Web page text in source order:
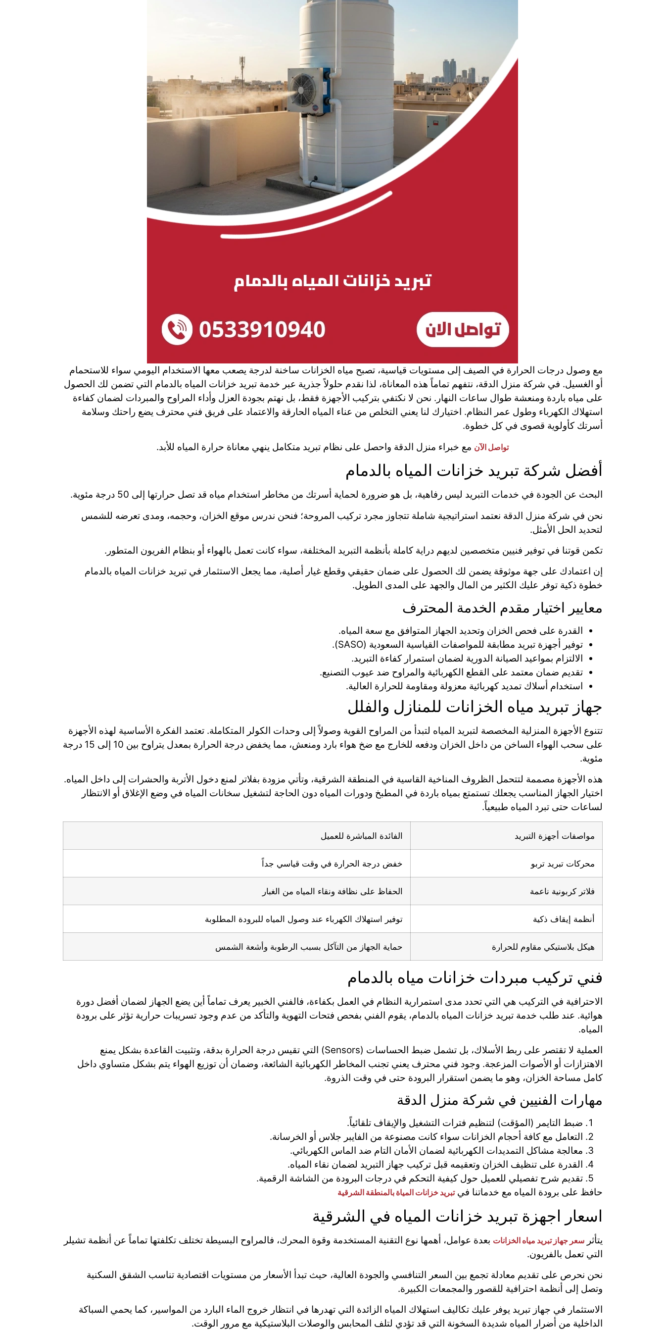
مع وصول درجات الحرارة في الصيف إلى مستويات قياسية، تصبح مياه الخزانات ساخنة لدرجة يصعب معها الاستخدام اليومي سواء للاستحمام
أو الغسيل. في شركة منزل الدقة، نتفهم تماماً هذه المعاناة، لذا نقدم حلولاً جذرية عبر خدمة تبريد خزانات المياه بالدمام التي تضمن لك الحصول
على مياه باردة ومنعشة طوال ساعات النهار. نحن لا نكتفي بتركيب الأجهزة فقط، بل نهتم بجودة العزل وأداء المراوح والمبردات لضمان كفاءة
استهلاك الكهرباء وطول عمر النظام. اختيارك لنا يعني التخلص من عناء المياه الحارقة والاعتماد على فريق فني محترف يضع راحتك وسلامة
أسرتك كأولوية قصوى في كل خطوة.
تواصل الآن مع خبراء منزل الدقة واحصل على نظام تبريد متكامل ينهي معاناة حرارة المياه للأبد.
أفضل شركة تبريد خزانات المياه بالدمام
البحث عن الجودة في خدمات التبريد ليس رفاهية، بل هو ضرورة لحماية أسرتك من مخاطر استخدام مياه قد تصل حرارتها إلى 50 درجة مئوية.
نحن في شركة منزل الدقة نعتمد استراتيجية شاملة تتجاوز مجرد تركيب المروحة؛ فنحن ندرس موقع الخزان، وحجمه، ومدى تعرضه للشمس
لتحديد الحل الأمثل.
تكمن قوتنا في توفير فنيين متخصصين لديهم دراية كاملة بأنظمة التبريد المختلفة، سواء كانت تعمل بالهواء أو بنظام الفريون المتطور.
إن اعتمادك على جهة موثوقة يضمن لك الحصول على ضمان حقيقي وقطع غيار أصلية، مما يجعل الاستثمار في تبريد خزانات المياه بالدمام
خطوة ذكية توفر عليك الكثير من المال والجهد على المدى الطويل.
معايير اختيار مقدم الخدمة المحترف
القدرة على فحص الخزان وتحديد الجهاز المتوافق مع سعة المياه.
توفير أجهزة تبريد مطابقة للمواصفات القياسية السعودية (SASO).
الالتزام بمواعيد الصيانة الدورية لضمان استمرار كفاءة التبريد.
تقديم ضمان معتمد على القطع الكهربائية والمراوح ضد عيوب التصنيع.
استخدام أسلاك تمديد كهربائية معزولة ومقاومة للحرارة العالية.
جهاز تبريد مياه الخزانات للمنازل والفلل
تتنوع الأجهزة المنزلية المخصصة لتبريد المياه لتبدأ من المراوح القوية وصولاً إلى وحدات الكولر المتكاملة. تعتمد الفكرة الأساسية لهذه الأجهزة
على سحب الهواء الساخن من داخل الخزان ودفعه للخارج مع ضخ هواء بارد ومنعش، مما يخفض درجة الحرارة بمعدل يتراوح بين 10 إلى 15 درجة
مئوية.
هذه الأجهزة مصممة لتتحمل الظروف المناخية القاسية في المنطقة الشرقية، وتأتي مزودة بفلاتر لمنع دخول الأتربة والحشرات إلى داخل المياه.
اختيار الجهاز المناسب يجعلك تستمتع بمياه باردة في المطبخ ودورات المياه دون الحاجة لتشغيل سخانات المياه في وضع الإغلاق أو الانتظار
لساعات حتى تبرد المياه طبيعياً.
مواصفات أجهزة التبريد الفائدة المباشرة للعميل
محركات تبريد تربو خفض درجة الحرارة في وقت قياسي جداً
فلاتر كربونية ناعمة الحفاظ على نظافة ونقاء المياه من الغبار
أنظمة إيقاف ذكية توفير استهلاك الكهرباء عند وصول المياه للبرودة المطلوبة
هيكل بلاستيكي مقاوم للحرارة حماية الجهاز من التآكل بسبب الرطوبة وأشعة الشمس
فني تركيب مبردات خزانات مياه بالدمام
الاحترافية في التركيب هي التي تحدد مدى استمرارية النظام في العمل بكفاءة، فالفني الخبير يعرف تماماً أين يضع الجهاز لضمان أفضل دورة
هوائية. عند طلب خدمة تبريد خزانات المياه بالدمام، يقوم الفني بفحص فتحات التهوية والتأكد من عدم وجود تسريبات حرارية تؤثر على برودة
المياه.
العملية لا تقتصر على ربط الأسلاك، بل تشمل ضبط الحساسات (Sensors) التي تقيس درجة الحرارة بدقة، وتثبيت القاعدة بشكل يمنع
الاهتزازات أو الأصوات المزعجة. وجود فني محترف يعني تجنب المخاطر الكهربائية الشائعة، وضمان أن توزيع الهواء يتم بشكل متساوي داخل
كامل مساحة الخزان، وهو ما يضمن استقرار البرودة حتى في وقت الذروة.
مهارات الفنيين في شركة منزل الدقة
ضبط التايمر (المؤقت) لتنظيم فترات التشغيل والإيقاف تلقائياً.
التعامل مع كافة أحجام الخزانات سواء كانت مصنوعة من الفايبر جلاس أو الخرسانة.
معالجة مشاكل التمديدات الكهربائية لضمان الأمان التام ضد الماس الكهربائي.
القدرة على تنظيف الخزان وتعقيمه قبل تركيب جهاز التبريد لضمان نقاء المياه.
تقديم شرح تفصيلي للعميل حول كيفية التحكم في درجات البرودة من الشاشة الرقمية.
حافظ على برودة المياه مع خدماتنا فيتبريد خزانات المياة بالمنطقة الشرقية
اسعار اجهزة تبريد خزانات المياه في الشرقية
يتأثرسعر جهاز تبريد مياه الخزانات بعدة عوامل، أهمها نوع التقنية المستخدمة وقوة المحرك، فالمراوح البسيطة تختلف تكلفتها تماماً عن أنظمة تشيلر
التي تعمل بالفريون.
نحن نحرص على تقديم معادلة تجمع بين السعر التنافسي والجودة العالية، حيث تبدأ الأسعار من مستويات اقتصادية تناسب الشقق السكنية
وتصل إلى أنظمة احترافية للقصور والمجمعات الكبيرة.
الاستثمار في جهاز تبريد يوفر عليك تكاليف استهلاك المياه الزائدة التي تهدرها في انتظار خروج الماء البارد من المواسير، كما يحمي السباكة
الداخلية من أضرار المياه شديدة السخونة التي قد تؤدي لتلف المحابس والوصلات البلاستيكية مع مرور الوقت.